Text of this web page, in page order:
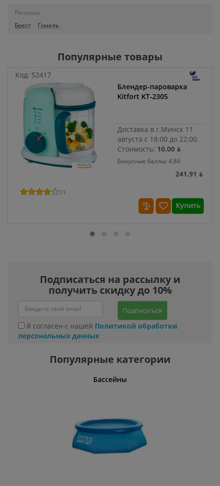
Регионы
Брест
Гомель
Популярные товары
Код: 52417
Блендер-пароварка
Kitfort KT-2305
Доставка в г.Минск 11
августа с 18:00 до 22:00.
Стоимость: 10.00 ƃ
Бонусные баллы: 4.84
241.91 ƃ
(1)
Купить
Подписаться на рассылку и
получить скидку до 10%
Подписаться
Я согласен с нашей Политикой обработки
персональных данных
Популярные категории
Бассейны